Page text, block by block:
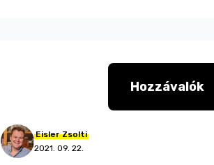
Hozzávalók
Eisler Zsolti
2021. 09. 22.